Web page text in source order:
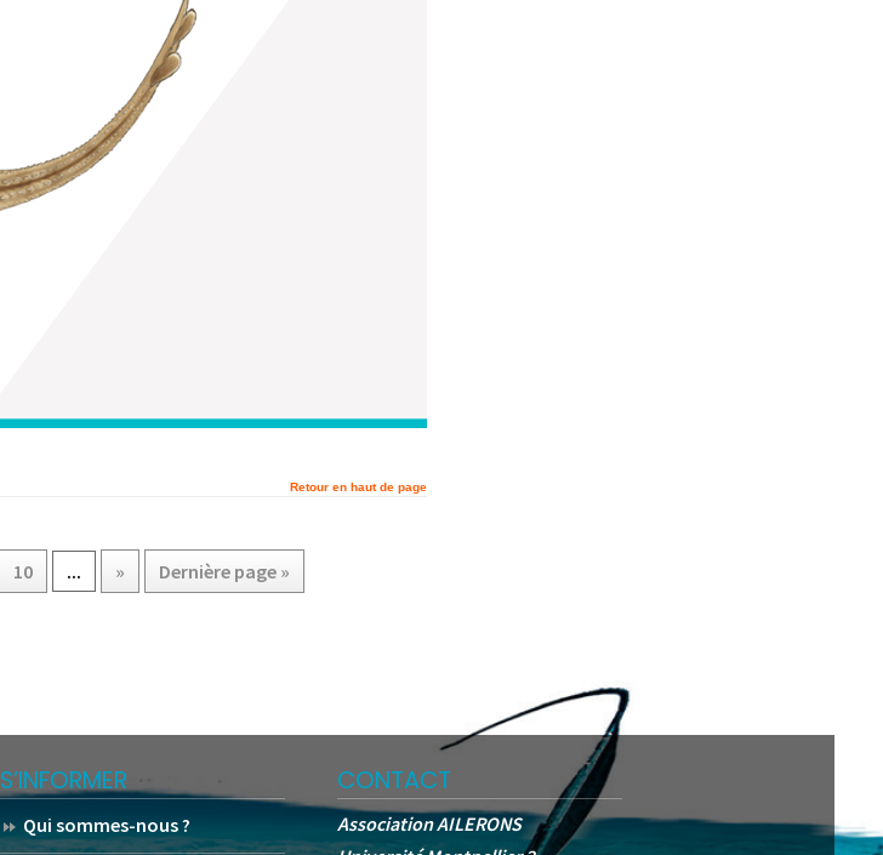
Retour en haut de page
10 ... » Dernière page »
S’INFORMER
Qui sommes-nous ?
CONTACT
Association AILERONS